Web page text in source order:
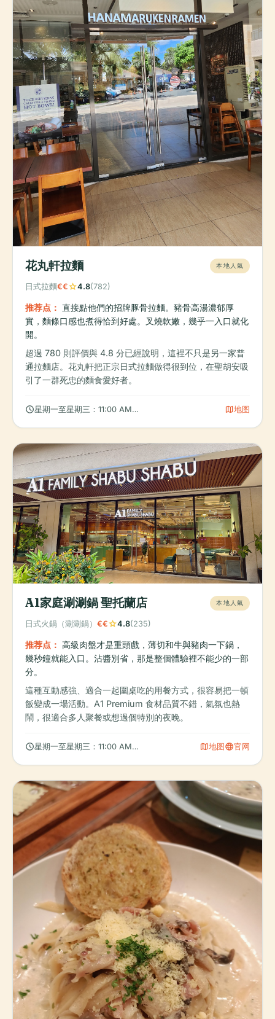
花丸軒拉麵 本地人氣
日式拉麵€€star4.8(782)
推荐点： 直接點他們的招牌豚骨拉麵。豬骨高湯濃郁厚
實，麵條口感也煮得恰到好處。叉燒軟嫩，幾乎一入口就化
開。
超過 780 則評價與 4.8 分已經說明，這裡不只是另一家普
通拉麵店。花丸軒把正宗日式拉麵做得很到位，在聖胡安吸
引了一群死忠的麵食愛好者。
schedule星期一至星期三：11:00 AM – 10:00 PM map地图
A1家庭涮涮鍋 聖托蘭店 本地人氣
日式火鍋（涮涮鍋） €€star4.8(235)
推荐点： 高級肉盤才是重頭戲，薄切和牛與豬肉一下鍋，
幾秒鐘就能入口。沾醬別省，那是整個體驗裡不能少的一部
分。
這種互動感強、適合一起圍桌吃的用餐方式，很容易把一頓
飯變成一場活動。A1 Premium 食材品質不錯，氣氛也熱
鬧，很適合多人聚餐或想過個特別的夜晚。
schedule星期一至星期三：11:00 AM – 2:00 PM，5:00 PM – 9:00 PM
map地图 language官网